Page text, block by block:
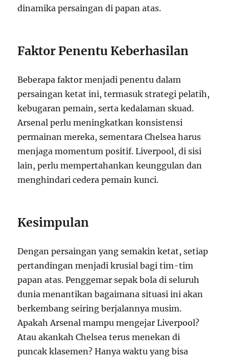
dinamika persaingan di papan atas.
Faktor Penentu Keberhasilan
Beberapa faktor menjadi penentu dalam
persaingan ketat ini, termasuk strategi pelatih,
kebugaran pemain, serta kedalaman skuad.
Arsenal perlu meningkatkan konsistensi
permainan mereka, sementara Chelsea harus
menjaga momentum positif. Liverpool, di sisi
lain, perlu mempertahankan keunggulan dan
menghindari cedera pemain kunci.
Kesimpulan
Dengan persaingan yang semakin ketat, setiap
pertandingan menjadi krusial bagi tim-tim
papan atas. Penggemar sepak bola di seluruh
dunia menantikan bagaimana situasi ini akan
berkembang seiring berjalannya musim.
Apakah Arsenal mampu mengejar Liverpool?
Atau akankah Chelsea terus menekan di
puncak klasemen? Hanya waktu yang bisa